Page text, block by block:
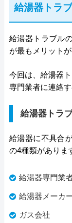
給湯器トラ
給湯器トラブル
が最もメリット
今回は、給湯器
専門業者に連絡
給湯器トラ
給湯器に不具合
の4種類がありま
給湯器専門業
給湯器メーカ
ガス会社